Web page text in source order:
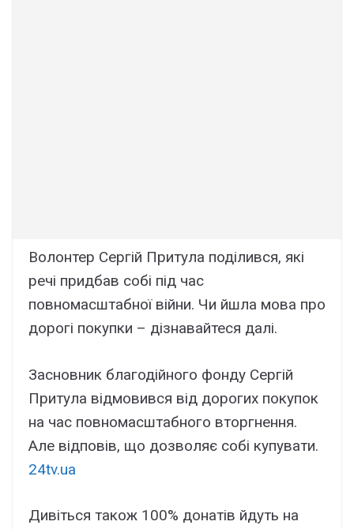
Волонтер Сергій Притула поділився, які
речі придбав собі під час
повномасштабної війни. Чи йшла мова про
дорогі покупки – дізнавайтеся далі.
Засновник благодійного фонду Сергій
Притула відмовився від дорогих покупок
на час повномасштабного вторгнення.
Але відповів, що дозволяє собі купувати.
24tv.ua
Дивіться також 100% донатів йдуть на